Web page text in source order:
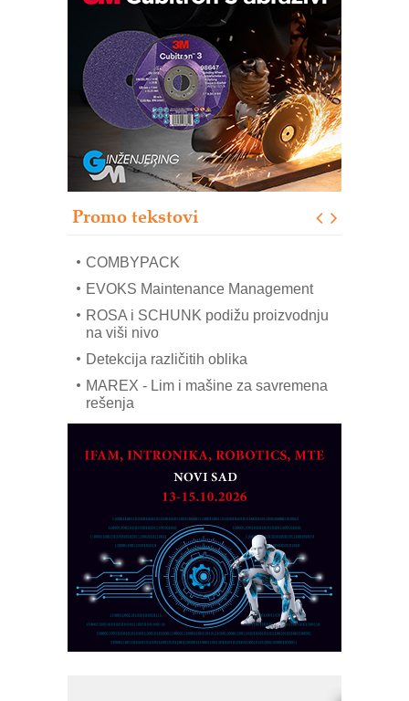
Promo tekstovi
IB BLUMENAUER - više od 40 godina
poverenja u industriji
RMQ-TITAN ADVANCED INDICATOR
– Pametna signalizacija za efikasnije
upravljanje mašinama
Sigurnije ispitivanje transformatora u
solarnim elektranama i vetroparkovima
Pranje točkova na gradilištu- standard
modernog i odgovornog građenja
mrežnog pretvarača sa tečnim
COMBYPACK
EVOKS Maintenance Management
ROSA i SCHUNK podižu proizvodnju
na viši nivo
Detekcija različitih oblika
MAREX - Lim i mašine za savremena
rešenja
partner
CTO - Prilagodite svoju toplinsku
Razvoj asortimanskog pravca MINI-
PLC AKYTEC
AUKOM: Svetski standard metrologije
dostupan u Srbiji
MOTOMAN – NEXT-Robotika vođena
veštačkom inteligencijom
I.SAFE MOBILE revolucioniše